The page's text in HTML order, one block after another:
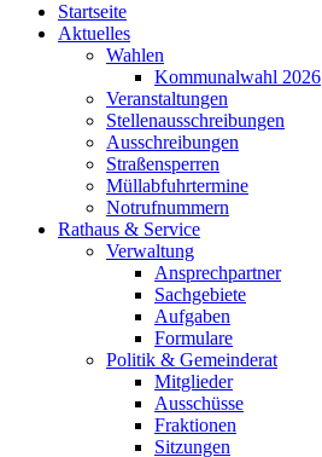
Startseite
Aktuelles
Wahlen
Kommunalwahl 2026
Veranstaltungen
Stellenausschreibungen
Ausschreibungen
Straßensperren
Müllabfuhrtermine
Notrufnummern
Rathaus & Service
Verwaltung
Ansprechpartner
Sachgebiete
Aufgaben
Formulare
Politik & Gemeinderat
Mitglieder
Ausschüsse
Fraktionen
Sitzungen